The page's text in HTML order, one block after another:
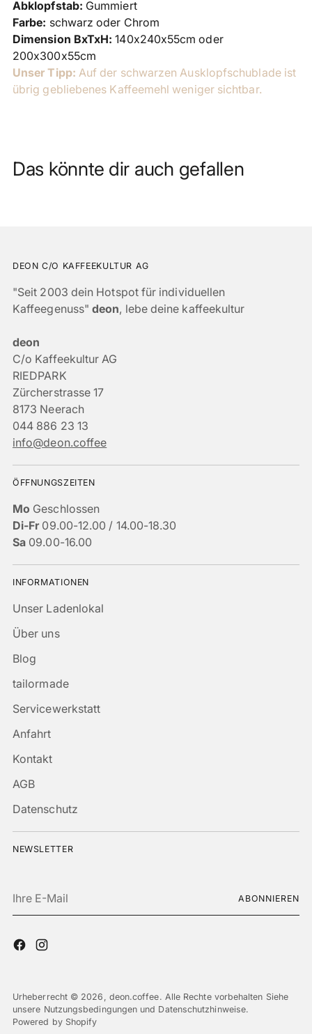
Abklopfstab: Gummiert
Farbe: schwarz oder Chrom
Dimension BxTxH: 140x240x55cm oder
200x300x55cm
Unser Tipp: Auf der schwarzen Ausklopfschublade ist
übrig gebliebenes Kaffeemehl weniger sichtbar.
Das könnte dir auch gefallen
DEON C/O KAFFEEKULTUR AG
"Seit 2003 dein Hotspot für individuellen
Kaffeegenuss"deon, lebe deine kaffeekultur
deon
C/o Kaffeekultur AG
RIEDPARK
Zürcherstrasse 17
8173 Neerach
044 886 23 13
info@deon.coffee
ÖFFNUNGSZEITEN
Mo Geschlossen
Di-Fr09.00-12.00 / 14.00-18.30
Sa 09.00-16.00
INFORMATIONEN
Unser Ladenlokal
Über uns
Blog
tailormade
Servicewerkstatt
Anfahrt
Kontakt
AGB
Datenschutz
NEWSLETTER
E-
ABONNIEREN
Urheberrecht © 2026, deon.coffee. Alle Rechte vorbehalten Siehe
unsere Nutzungsbedingungen und Datenschutzhinweise.
Powered by Shopify